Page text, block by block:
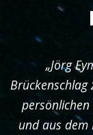
„Jörg
persönlichen
und aus dem